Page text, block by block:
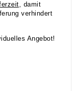
, damit
verhindert
Angebot!